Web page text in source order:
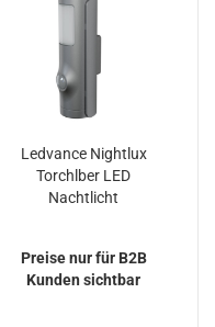
Ledvance Nightlux
Torchlber LED
Nachtlicht
Preise nur für B2B
Kunden sichtbar